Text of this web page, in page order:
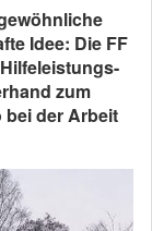
Idee: Die FF
zum
bei der Arbeit